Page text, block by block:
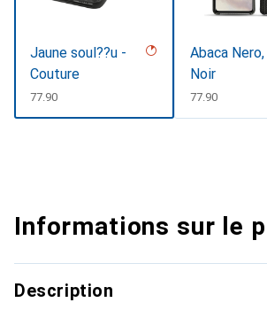
Jaune soul??u -
Couture
CHF
77.90
Abaca Nero,
Noir
CHF
77.90
Informations sur le
Description